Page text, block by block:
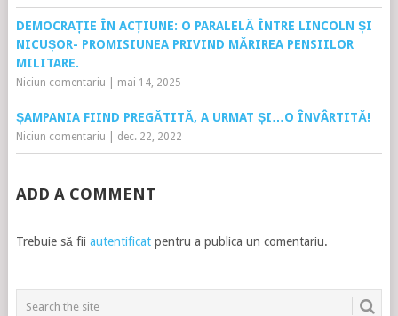
DEMOCRAȚIE ÎN ACȚIUNE: O PARALELĂ ÎNTRE LINCOLN ȘI
NICUȘOR- PROMISIUNEA PRIVIND MĂRIREA PENSIILOR
MILITARE.
Niciun comentariu mai 14, 2025
ȘAMPANIA FIIND PREGĂTITĂ, A URMAT ȘI…O ÎNVÂRTITĂ!
Niciun comentariu dec. 22, 2022
ADD A COMMENT
Trebuie să fii autentificatpentru a publica un comentariu.